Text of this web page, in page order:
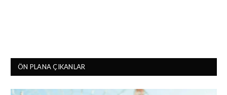
ÖN PLANA ÇIKANLAR